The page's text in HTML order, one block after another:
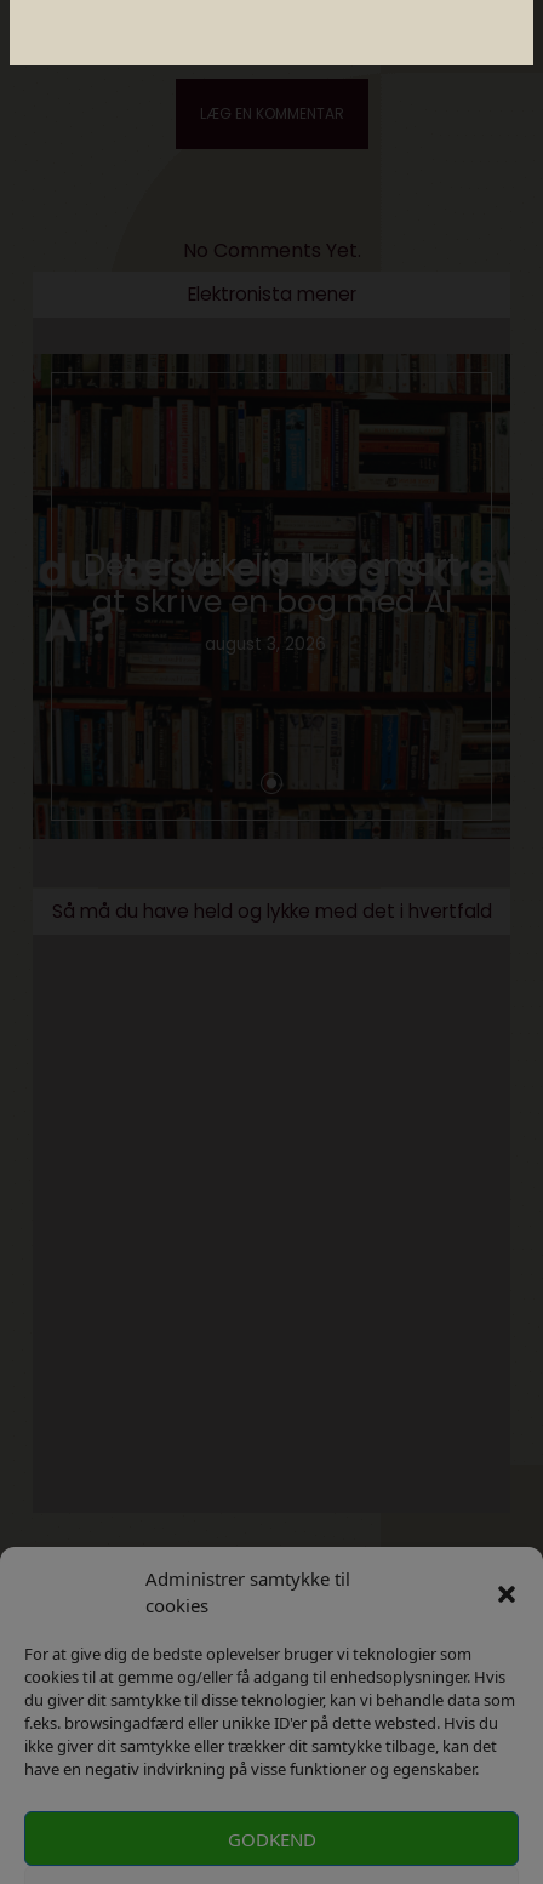
Administrer samtykke til
cookies
For at give dig de bedste oplevelser bruger vi teknologier som
cookies til at gemme og/eller få adgang til enhedsoplysninger. Hvis
du giver dit samtykke til disse teknologier, kan vi behandle data som
f.eks. browsingadfærd eller unikke ID'er på dette websted. Hvis du
ikke giver dit samtykke eller trækker dit samtykke tilbage, kan det
have en negativ indvirkning på visse funktioner og egenskaber.
GODKEND
No Comments Yet.
Elektronista mener
Det er virkelig ikke smart
at skrive en bog med AI
august 3, 2026
Så må du have held og lykke med det i hvertfald
Kontakt